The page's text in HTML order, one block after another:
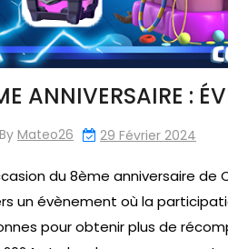
ANNIVERSAIRE :
By Mateo26 29 Février 2024
du 8ème anniversaire
un évènement où la
pour obtenir plus de